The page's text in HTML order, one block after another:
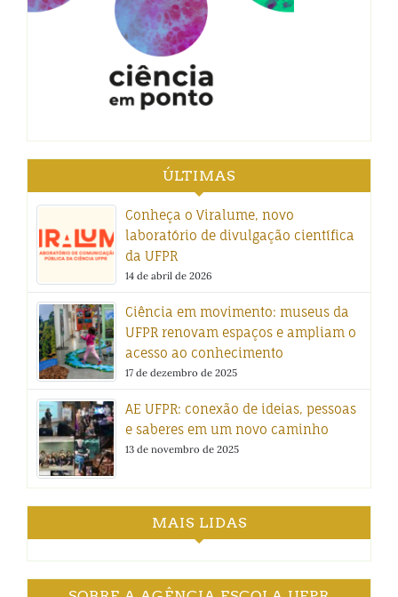
ÚLTIMAS
Conheça o Viralume, novo
laboratório de divulgação científica
da UFPR
14 de abril de 2026
Ciência em movimento: museus da
UFPR renovam espaços e ampliam o
acesso ao conhecimento
17 de dezembro de 2025
AE UFPR: conexão de ideias, pessoas
e saberes em um novo caminho
13 de novembro de 2025
MAIS LIDAS